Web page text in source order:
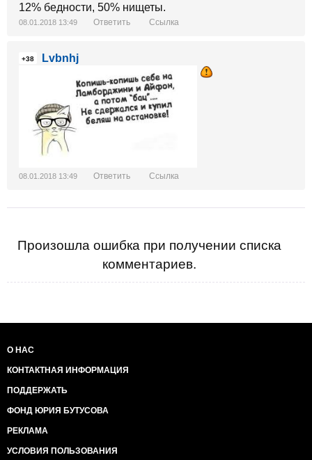
12% бедности, 50% нищеты.
08.01.2018 13:49 Ответить Ссылка
+38 Lvbnhj
08.01.2018 13:49 Ответить Ссылка
Произошла ошибка при получении списка
комментариев.
О НАС
КОНТАКТНАЯ ИНФОРМАЦИЯ
ПОДДЕРЖАТЬ
ФОНД ЮРИЯ БУТУСОВА
РЕКЛАМА
УСЛОВИЯ ПОЛЬЗОВАНИЯ